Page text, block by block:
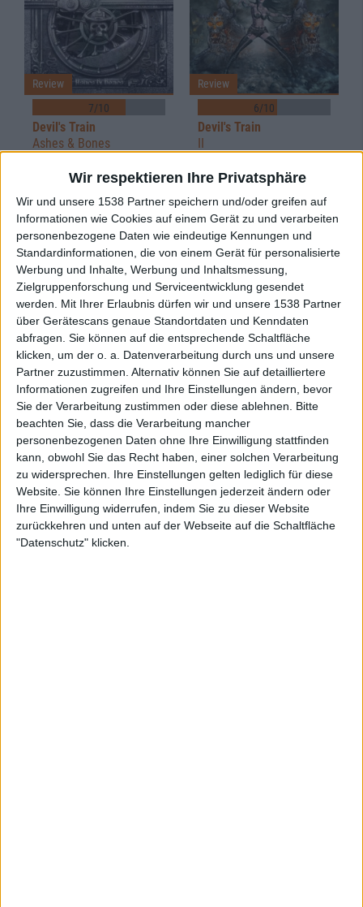
Wir respektieren Ihre Privatsphäre
Wir und unsere 1538 Partner speichern und/oder greifen auf
Informationen wie Cookies auf einem Gerät zu und verarbeiten
personenbezogene Daten wie eindeutige Kennungen und
Standardinformationen, die von einem Gerät für personalisierte
Werbung und Inhalte, Werbung und Inhaltsmessung,
Zielgruppenforschung und Serviceentwicklung gesendet
werden.
Mit Ihrer Erlaubnis dürfen wir und unsere 1538 Partner
über Gerätescans genaue Standortdaten und Kenndaten
abfragen. Sie können auf die entsprechende Schaltfläche
klicken, um der o. a. Datenverarbeitung durch uns und unsere
Partner zuzustimmen. Alternativ können Sie auf detailliertere
Informationen zugreifen und Ihre Einstellungen ändern, bevor
Sie der Verarbeitung zustimmen oder diese ablehnen.
Bitte
beachten Sie, dass die Verarbeitung mancher
personenbezogenen Daten ohne Ihre Einwilligung stattfinden
kann, obwohl Sie das Recht haben, einer solchen Verarbeitung
zu widersprechen. Ihre Einstellungen gelten lediglich für diese
Website. Sie können Ihre Einstellungen jederzeit ändern oder
Ihre Einwilligung widerrufen, indem Sie zu dieser Website
zurückkehren und unten auf der Webseite auf die Schaltfläche
"Datenschutz" klicken.
7/10
Review
Devil's Train
Ashes & Bones
6/10
Review
Devil's Train
II
8/10
Review
Devil's Train
Devil's Train
Weitere Artikel zu Devil's Train